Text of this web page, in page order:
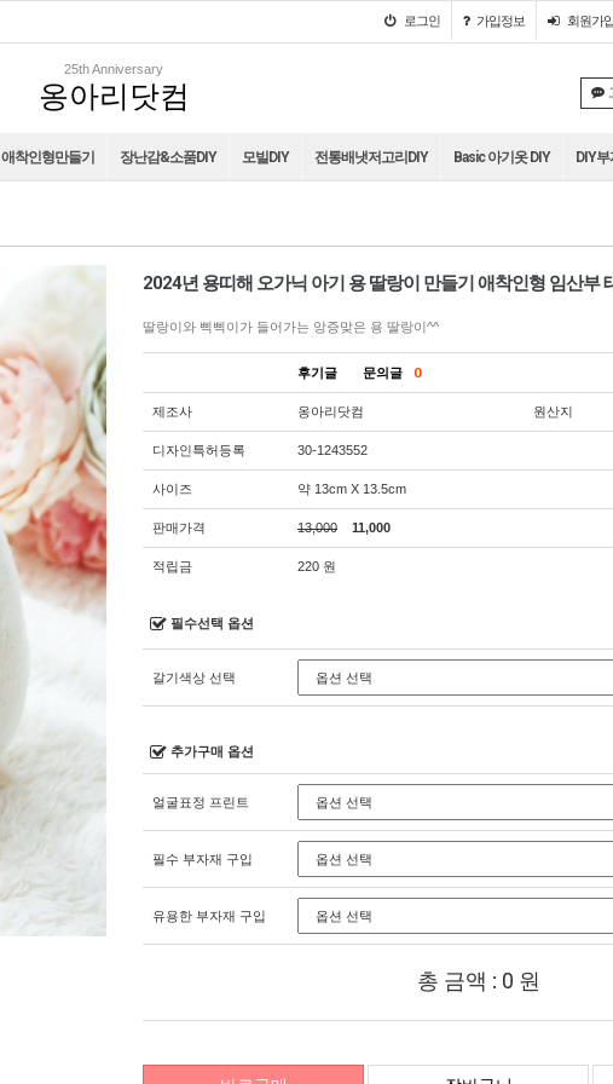
로그인 가입정보 회원가
25th Anniversary
옹아리닷컴
애착인형만들기 장난감&소품DIY 모빌DIY 전통배냇저고리DIY Basic 아기옷 DIY DIY
2024년 용띠해 오가닉 아기 용 딸랑이 만들기 애착인형 임산부
딸랑이와 삑삑이가 들어가는 앙증맞은 용 딸랑이^^
후기글 문의글 0
제조사 옹아리닷컴 원산지
디자인특허등록 30-1243552
사이즈 약 13cm X 13.5cm
판매가격 13,000 11,000
적립금 220 원
필수선택 옵션
갈기색상 선택
추가구매 옵션
얼굴표정 프린트
필수 부자재 구입
유용한 부자재 구입
총 금액 : 0 원